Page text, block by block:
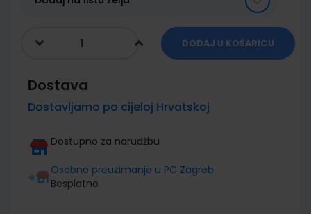
DODAJ U KOŠARICU
Dostava
Dostavljamo po cijeloj Hrvatskoj
Dostupno za narudžbu
Osobno preuzimanje u PC Zagreb
Besplatno